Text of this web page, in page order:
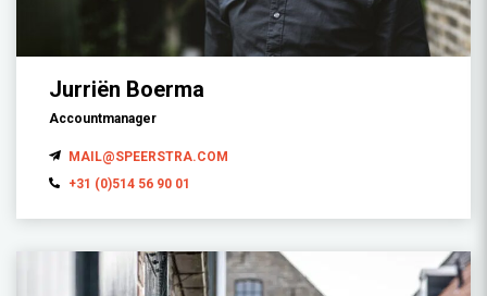
Jurriën Boerma
Accountmanager
MAIL@SPEERSTRA.COM
+31 (0)514 56 90 01